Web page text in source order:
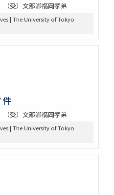
（受）文部卿福岡孝弟
| The University of Tokyo
件
（受）文部卿福岡孝弟
| The University of Tokyo